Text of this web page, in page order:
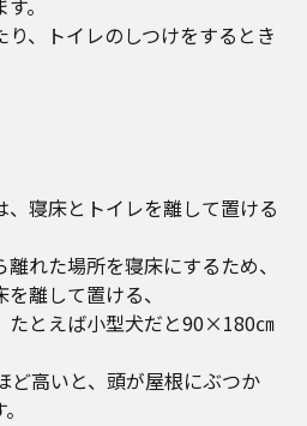
。
、トイレのしつけをするとき
寝床とトイレを離して置ける
れた場所を寝床にするため、
離して置ける、
たとえば小型犬だと90×180㎝
ど高いと、頭が屋根にぶつか